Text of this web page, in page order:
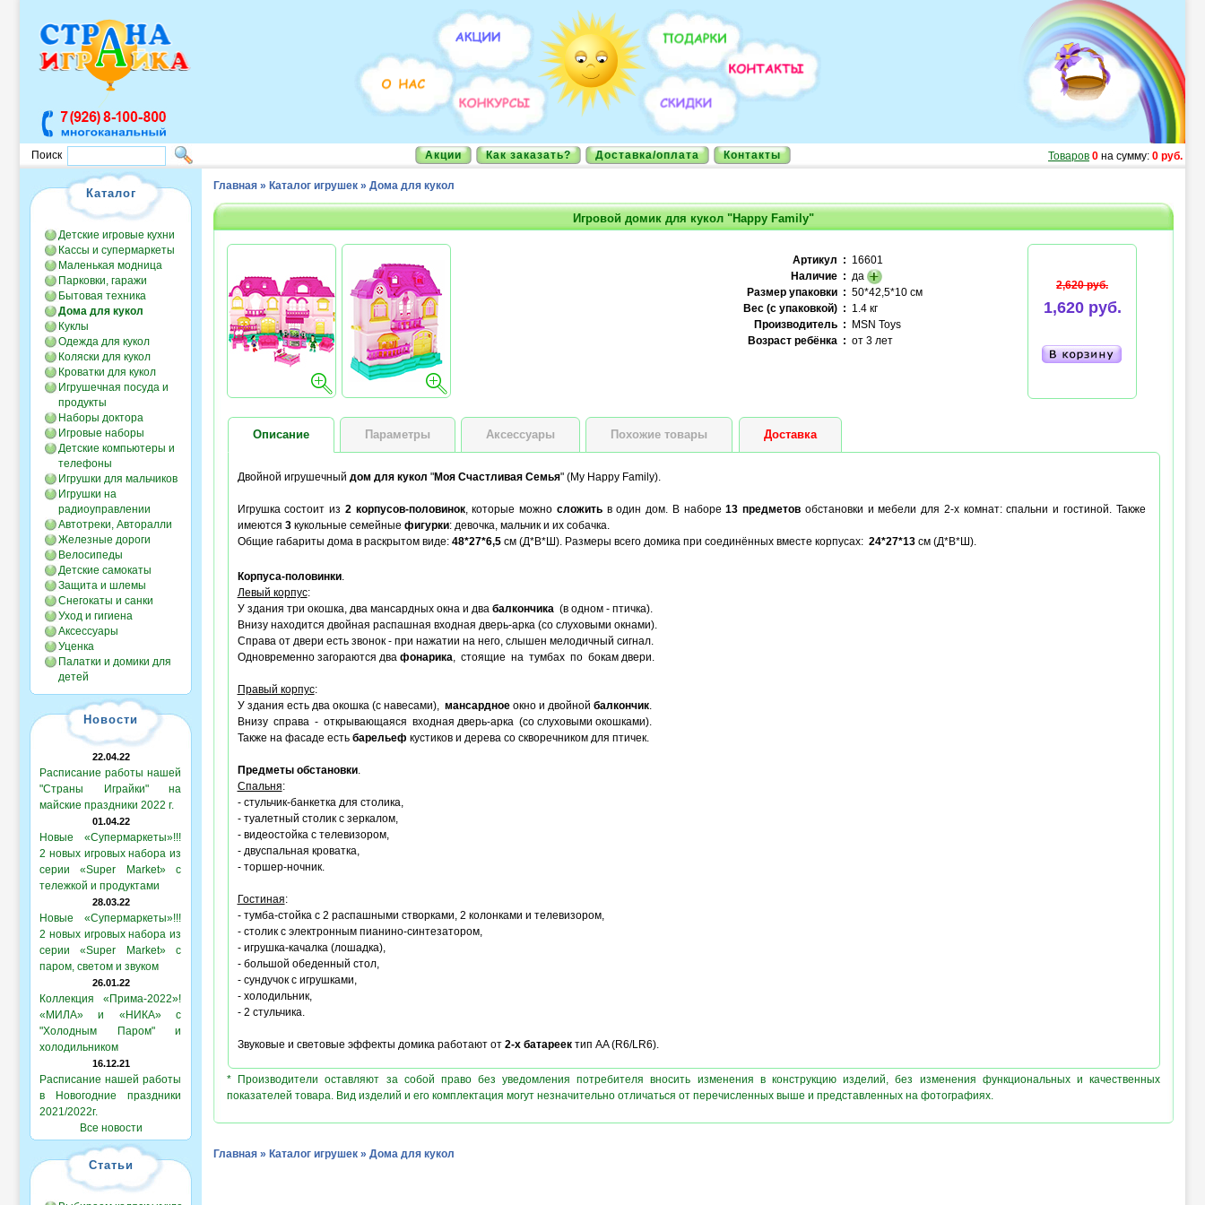
Поиск Акции Как заказать? Доставка/оплата Контакты Товаров 0 на сумму: 0 руб.
Каталог
Детские игровые кухни
Кассы и супермаркеты
Маленькая модница
Парковки, гаражи
Бытовая техника
Дома для кукол
Куклы
Одежда для кукол
Коляски для кукол
Кроватки для кукол
Игрушечная посуда и
продукты
Наборы доктора
Игровые наборы
Детские компьютеры и
телефоны
Игрушки для мальчиков
Игрушки на
радиоуправлении
Автотреки, Авторалли
Железные дороги
Велосипеды
Детские самокаты
Защита и шлемы
Снегокаты и санки
Уход и гигиена
Аксессуары
Уценка
Палатки и домики для
детей
Новости
22.04.22
Расписание работы нашей
"Страны Играйки" на
майские праздники 2022 г.
01.04.22
Новые «Супермаркеты»!!!
2 новых игровых набора из
серии «Super Market» с
тележкой и продуктами
28.03.22
Новые «Супермаркеты»!!!
2 новых игровых набора из
серии «Super Market» с
паром, светом и звуком
26.01.22
Коллекция «Прима-2022»!
«МИЛА» и «НИКА» с
"Холодным Паром" и
холодильником
16.12.21
Расписание нашей работы
в Новогодние праздники
2021/2022г.
Все новости
Статьи
Главная » Каталог игрушек » Дома для кукол
Игровой домик для кукол "Happy Family"
Артикул : 16601
Наличие : да
Размер упаковки : 50*42,5*10 см
Вес (с упаковкой) : 1.4 кг
Производитель : MSN Toys
Возраст ребёнка : от 3 лет
2,620 руб.
1,620 руб.
Описание Параметры Аксессуары Похожие товары Доставка
Двойной игрушечный дом для кукол "Моя Счастливая Семья" (My Happy Family).
Игрушка состоит из 2 корпусов-половинок, которые можно сложитьв один дом. В наборе13 предметов обстановки и мебели для 2-х комнат: спальни и гостиной. Также
имеются 3кукольные семейные фигурки: девочка, мальчик и их собачка.
Общие габариты дома в раскрытом виде: 48*27*6,5см (Д*В*Ш). Размеры всего домика при соединённых вместе корпусах: 24*27*13см (Д*В*Ш).
Корпуса-половинки.
Левый корпус:
У здания три окошка, два мансардных окна и два балкончика(в одном - птичка).
Внизу находится двойная распашная входная дверь-арка (со слуховыми окнами).
Справа от двери есть звонок - при нажатии на него, слышен мелодичный сигнал.
Одновременно загораются два фонарика, стоящие на тумбах по бокам двери.
Правый корпус:
У здания есть два окошка (с навесами), мансардное окно и двойной балкончик.
Внизу справа - открывающаяся входная дверь-арка (со слуховыми окошками).
Также на фасаде есть барельеф кустиков и дерева со скворечником для птичек.
Предметы обстановки.
Спальня:
- стульчик-банкетка для столика,
- туалетный столик с зеркалом,
- видеостойка с телевизором,
- двуспальная кроватка,
- торшер-ночник.
Гостиная:
- тумба-стойка с 2 распашными створками, 2 колонками и телевизором,
- столик с электронным пианино-синтезатором,
- игрушка-качалка (лошадка),
- большой обеденный стол,
- сундучок с игрушками,
- холодильник,
- 2 стульчика.
Звуковые и световые эффекты домика работают от 2-х батареектип AA (R6/LR6).
* Производители оставляют за собой право без уведомления потребителя вносить изменения в конструкцию изделий, без изменения функциональных и качественных
показателей товара. Вид изделий и его комплектация могут незначительно отличаться от перечисленных выше и представленных на фотографиях.
Главная » Каталог игрушек » Дома для кукол